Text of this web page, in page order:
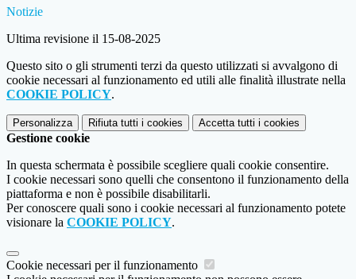
Notizie
Ultima revisione il 15-08-2025
Questo sito o gli strumenti terzi da questo utilizzati si avvalgono di
cookie necessari al funzionamento ed utili alle finalità illustrate nella
COOKIE POLICY.
Personalizza Rifiuta tutti i cookies Accetta tutti i cookies
Gestione cookie
In questa schermata è possibile scegliere quali cookie consentire.
I cookie necessari sono quelli che consentono il funzionamento della
piattaforma e non è possibile disabilitarli.
Per conoscere quali sono i cookie necessari al funzionamento potete
visionare la COOKIE POLICY.
Cookie necessari per il funzionamento